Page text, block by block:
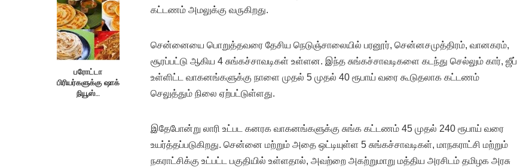
பரோட்டா
பிரியர்களுக்கு ஷாக்
நியூஸ்…
கட்டணம் அமலுக்கு வருகிறது.
சென்னையை பொறுத்தவரை தேசிய நெடுஞ்சாலையில் பரனூர், சென்னசமுத்திரம், வானகரம்,
சூரப்பட்டு ஆகிய 4 சுங்கச்சாவடிகள் உள்ளன. இந்த சுங்கச்சாவடிகளை கடந்து செல்லும் கார், ஜீப்
உள்ளிட்ட வாகனங்களுக்கு நாளை முதல் 5 முதல் 40 ரூபாய் வரை கூடுதலாக கட்டணம்
செலுத்தும் நிலை ஏற்பட்டுள்ளது.
இதேபோன்று லாரி உட்பட கனரக வாகனங்களுக்கு சுங்க கட்டணம் 45 முதல் 240 ரூபாய் வரை
உயர்த்தப்படுகிறது. சென்னை மற்றும் அதை ஒட்டியுள்ள 5 சுங்கச்சாவடிகள், மாநகராட்சி மற்றும்
நகராட்சிக்கு உட்பட்ட பகுதியில் உள்ளதால், அவற்றை அகற்றுமாறு மத்திய அரசிடம் தமிழக அரசு